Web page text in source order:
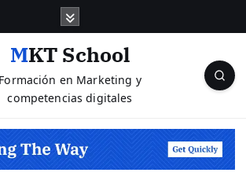
MKT School
Formación en Marketing y
competencias digitales